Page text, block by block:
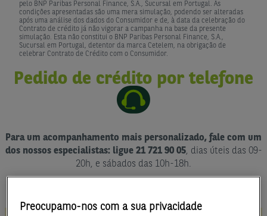
pelo BNP Paribas Personal Finance, S.A., Sucursal em Portugal. As
condições apresentadas são uma mera simulação, podendo ser alteradas
após uma análise dos dados do Consumidor e de, à data da celebração do
Contrato de crédito já não vigorar a campanha na base da presente
simulação. Esta não constitui o BNP Paribas Personal Finance, S.A.,
Sucursal em Portugal, detentor da marca Cetelem, na obrigação de
celebrar Contrato de Crédito com o Consumidor.
Pedido de crédito por telefone
Para um acompanhamento mais personalizado, fale com um
dos nossos especialistas: ligue 21 721 90 05, dias úteis das 09-
20h, e sábados das 10h-18h.
Preocupamo-nos com a sua privacidade